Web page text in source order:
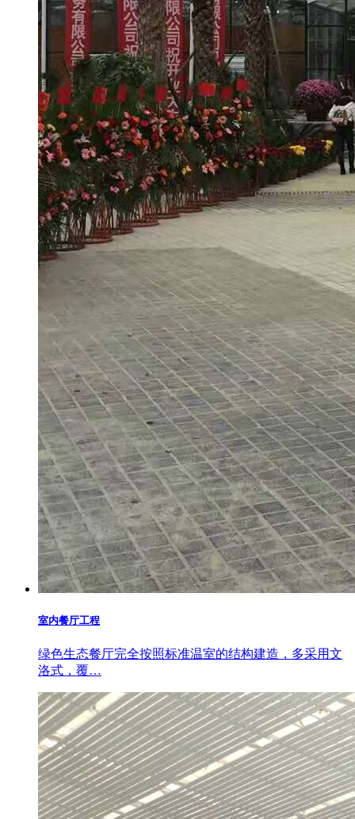
室内餐厅工程
绿色生态餐厅完全按照标准温室的结构建造，多采用文
洛式，覆…